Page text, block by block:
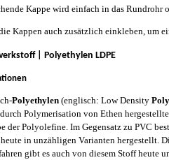
Kappe wird einfach in das
Kappen auch zusätzlich einkleben, um
| Polyethylen LDPE
Polyethylen (englisch: Low Density
Polymerisation von Ethen
der Polyolefine. Im Gegensatz zu PVC
in unzähligen Varianten hergestellt.
gibt es auch von diesem Stoff heute